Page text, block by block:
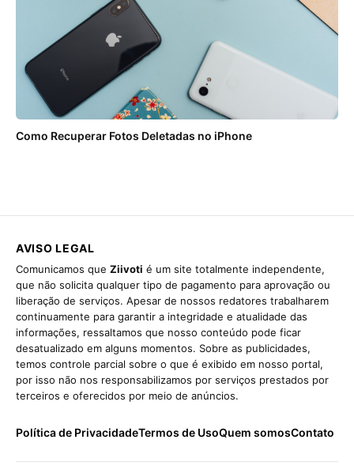
Como Recuperar Fotos Deletadas no iPhone
AVISO LEGAL
Comunicamos que Ziivoti é um site totalmente independente,
que não solicita qualquer tipo de pagamento para aprovação ou
liberação de serviços. Apesar de nossos redatores trabalharem
continuamente para garantir a integridade e atualidade das
informações, ressaltamos que nosso conteúdo pode ficar
desatualizado em alguns momentos. Sobre as publicidades,
temos controle parcial sobre o que é exibido em nosso portal,
por isso não nos responsabilizamos por serviços prestados por
terceiros e oferecidos por meio de anúncios.
Política de PrivacidadeTermos de UsoQuem somosContato